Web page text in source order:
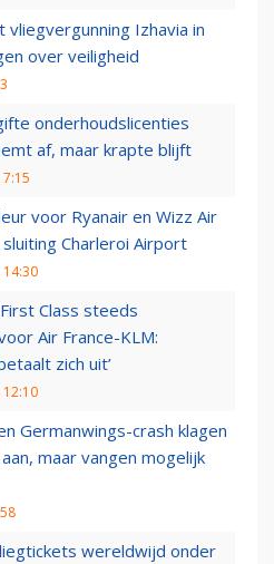
vliegvergunning Izhavia in
over veiligheid
onderhoudslicenties
af, maar krapte blijft
voor Ryanair en Wizz Air
Charleroi Airport
Class steeds
Air France-KLM:
zich uit’
Germanwings-crash klagen
maar vangen mogelijk
wereldwijd onder